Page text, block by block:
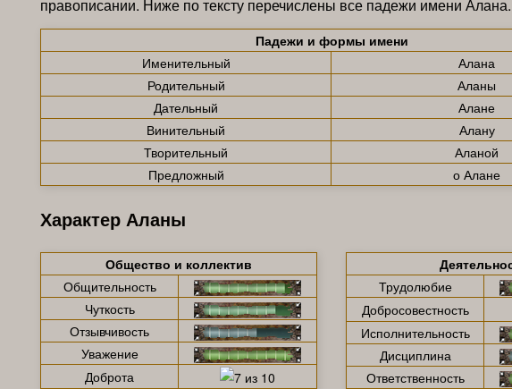
правописании. Ниже по тексту перечислены все падежи имени Алана.
Падежи и формы имени
Именительный
Алана
Родительный
Аланы
Дательный
Алане
Винительный
Алану
Творительный
Аланой
Предложный
о Алане
Характер Аланы
Общество и коллектив
Общительность
Чуткость
Отзывчивость
Уважение
Доброта
Трудолюбие
Добросовестность
Исполнительность
Дисциплина
Ответственность